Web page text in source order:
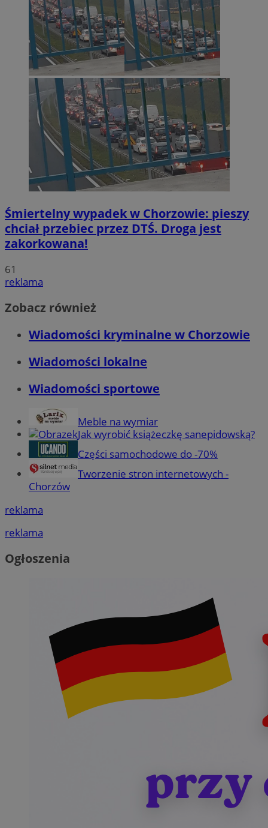
Śmiertelny wypadek w Chorzowie: pieszy
chciał przebiec przez DTŚ. Droga jest
zakorkowana!
61
reklama
Zobacz również
Wiadomości kryminalne w Chorzowie
Wiadomości lokalne
Wiadomości sportowe
Meble na wymiar
Jak wyrobić książeczkę sanepidowską?
Części samochodowe do -70%
Tworzenie stron internetowych -
Chorzów
reklama
reklama
Ogłoszenia